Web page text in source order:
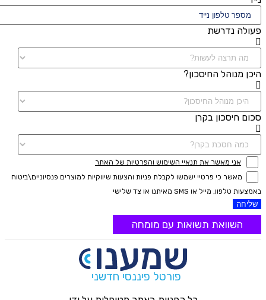
פעולה נדרשת
היכן מנוהל החיסכון?
סכום חיסכון בקרן
אני מאשר את תנאיי השימוש והפרטיות של האתר
מאשר כי פרטיי ישמשו לקבלת פניות והצעות שיווקיות למוצרים פנסיוניים\ביטוח
באמצעות טלפון, מייל או SMS מאיתנו או צד שלישי
שליחה
השוואת תשואות עם מומחה
פורטל פיננסי חדשני